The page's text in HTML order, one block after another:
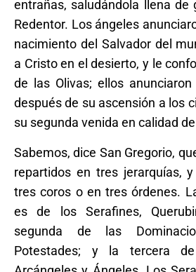
entrañas, saludándola llena de
Redentor. Los ángeles
nacimiento del Salvador del
a Cristo en el desierto, y le
de las Olivas; ellos
después de su ascensión a los
su segunda venida en calidad
Sabemos, dice San Gregorio,
repartidos en tres jerarquías,
tres coros o en tres órdenes.
es de los Serafines,
segunda de las
Potestades; y la tercera